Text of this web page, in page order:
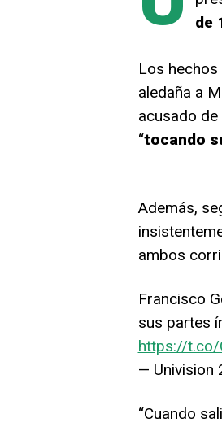
de
Los
aledaña a
acusado
“tocando
Además,
ambos
Francisco
sus partes
https://t.co/
— Univision
“Cuando